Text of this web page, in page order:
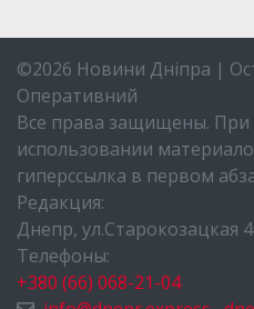
©2026 Новини Дніпра |
Оперативний
Все права защищены.
использовании
гиперссылка в первом
Редакция:
Днепр, ул.Старокозацкая
Телефоны:
+380 (66) 068-21-04